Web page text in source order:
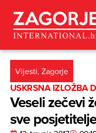
Vijesti, Zagorje
USKRSNA IZLOŽBA
Veseli zečevi
sve